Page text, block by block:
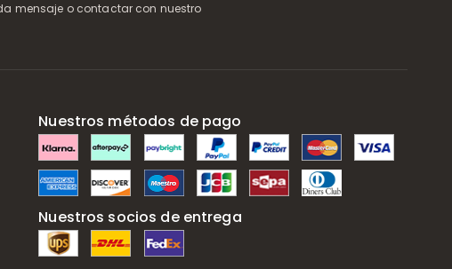
mensaje o contactar con nuestro
Nuestros métodos de pago
Nuestros socios de entrega